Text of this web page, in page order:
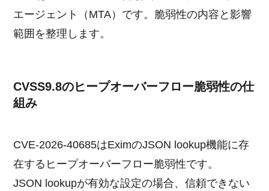
エージェント（MTA）です。脆弱性の内容と影響
範囲を整理します。
CVSS9.8のヒープオーバーフロー脆弱性の仕
組み
CVE-2026-40685はEximのJSON lookup機能に存
在するヒープオーバーフロー脆弱性です。
JSON lookupが有効な設定の場合、信頼できない